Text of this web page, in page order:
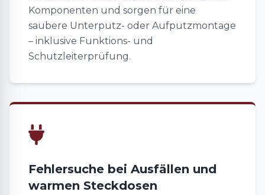
Komponenten und sorgen für eine
saubere Unterputz- oder Aufputzmontage
– inklusive Funktions- und
Schutzleiterprüfung.
Fehlersuche bei Ausfällen und
warmen Steckdosen